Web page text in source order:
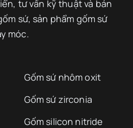
tư vấn kỹ thuật và bán
sứ, sản phẩm gốm sứ
móc.
Gốm sứ nhôm oxit
Gốm sứ zirconia
Gốm silicon nitride